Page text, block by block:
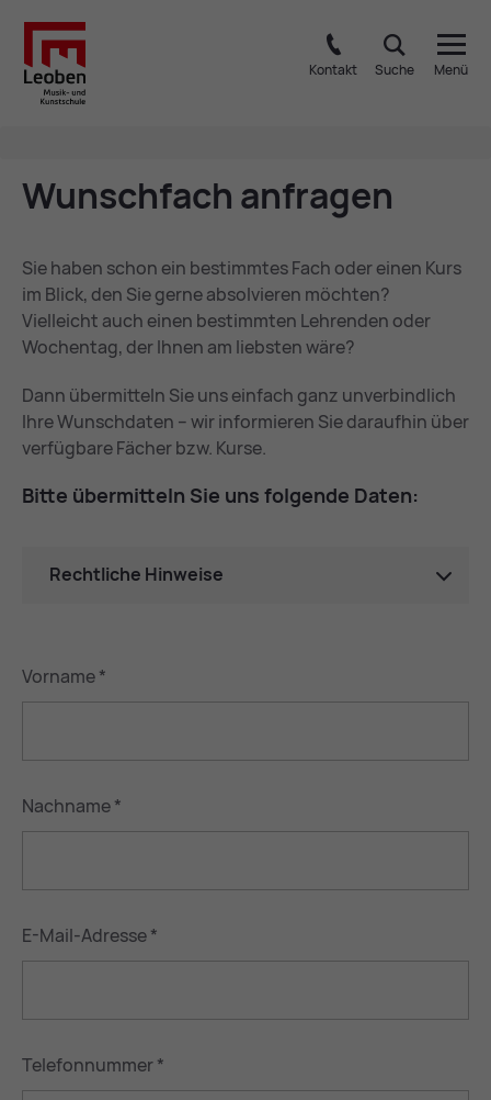
Kontakt Suche Menü
Wunsch­fach an­fra­gen
Sie haben schon ein bestimmtes Fach oder einen Kurs
im Blick, den Sie gerne absolvieren möchten?
Vielleicht auch einen bestimmten Lehrenden oder
Wochentag, der Ihnen am liebsten wäre?
Dann übermitteln Sie uns einfach ganz unverbindlich
Ihre Wunschdaten – wir informieren Sie daraufhin über
verfügbare Fächer bzw. Kurse.
Bit­te über­mit­teln Sie uns fol­gen­de Da­ten:
Rechtliche Hinweise
Vorname*
Nachname*
E-Mail-Adresse*
Telefonnummer*